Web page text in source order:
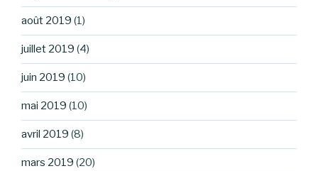
août 2019 (1)
juillet 2019 (4)
juin 2019 (10)
mai 2019 (10)
avril 2019 (8)
mars 2019 (20)